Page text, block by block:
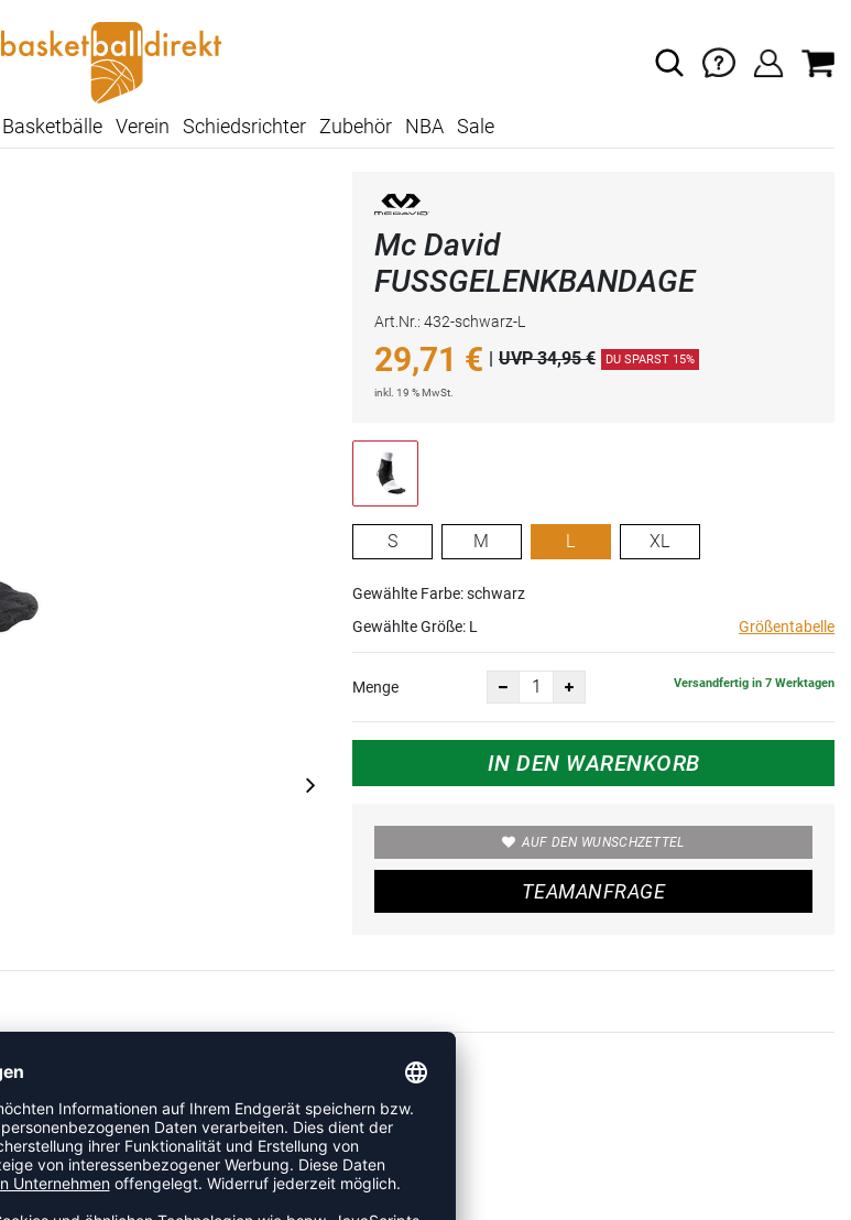
Basketbälle Verein Schiedsrichter Zubehör NBA Sale
Mc David
FUSSGELENKBANDAGE
Art.Nr.: 432-schwarz-L
29,71 € | UVP 34,95 € DU SPARST 15%
inkl. 19 % MwSt.
S M L XL
Gewählte Farbe: schwarz
Gewählte Größe: L Größentabelle
Menge Versandfertig in 7 Werktagen
IN DEN WARENKORB
AUF DEN WUNSCHZETTEL
TEAMANFRAGE
mit einstellbarem Riemen • Leichte
verbunden sind • Justierbare
Wärme